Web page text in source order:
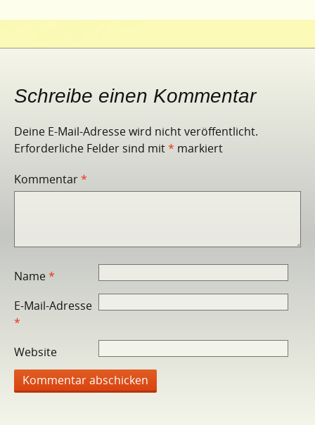
Schreibe einen Kommentar
Deine E-Mail-Adresse wird nicht veröffentlicht.
Erforderliche Felder sind mit* markiert
Kommentar*
Name*
E-Mail-Adresse
*
Website